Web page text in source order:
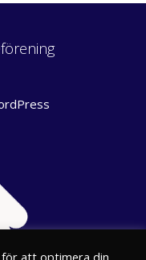
för att optimera din